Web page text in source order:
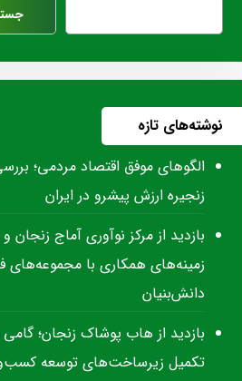
نوشته‌های تازه
زنجیره ارزش پیشرو در ایران
بازدید از مرکز نوآوری آماج زنجان
زمینه‌های همکاری با مجموعه‌های
دانش‌بنیان
بازدید از هاب پوشاک زنجان؛
تکمیل زیرساخت‌های توسعه